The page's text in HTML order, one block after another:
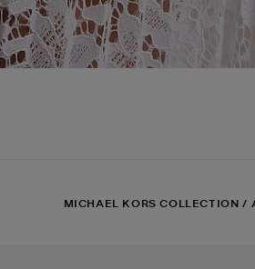
MICHAEL KORS COLLECTION /